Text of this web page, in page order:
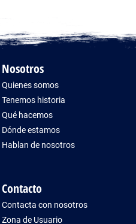
Nosotros
Quienes somos
Tenemos historia
Qué hacemos
Dónde estamos
Hablan de nosotros
Contacto
Contacta con nosotros
Zona de Usuario